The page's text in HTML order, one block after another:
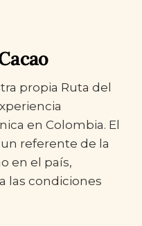
propia Ruta del
en Colombia. El
referente de la
en el país,
las condiciones